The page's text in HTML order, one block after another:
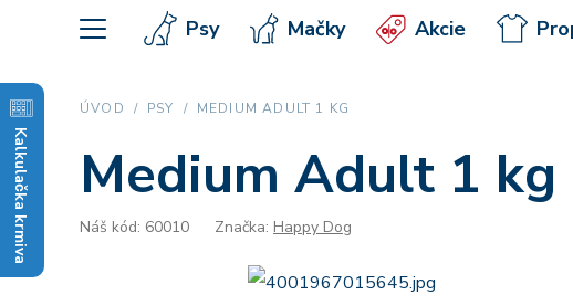
Kalkulačka krmiva
Psy Mačky Akcie
ÚVOD PSY MEDIUM ADULT 1 KG
Medium Adult 1 kg
Náš kód: 60010 Značka: Happy Dog